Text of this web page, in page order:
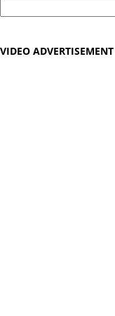
VIDEO ADVERTISEMENT